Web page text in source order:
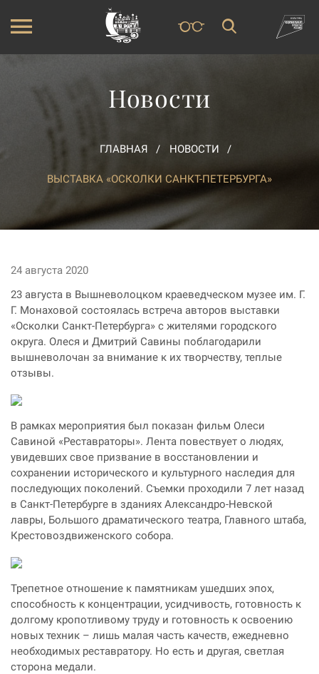
Новости
ГЛАВНАЯ НОВОСТИ
ВЫСТАВКА «ОСКОЛКИ САНКТ-ПЕТЕРБУРГА»
24 августа 2020
23 августа в Вышневолоцком краеведческом музее им. Г.
Г. Монаховой состоялась встреча авторов выставки
«Осколки Санкт-Петербурга» с жителями городского
округа. Олеся и Дмитрий Савины поблагодарили
вышневолочан за внимание к их творчеству, теплые
отзывы.
В рамках мероприятия был показан фильм Олеси
Савиной «Реставраторы». Лента повествует о людях,
увидевших свое призвание в восстановлении и
сохранении исторического и культурного наследия для
последующих поколений. Съемки проходили 7 лет назад
в Санкт-Петербурге в зданиях Александро-Невской
лавры, Большого драматического театра, Главного штаба,
Крестовоздвиженского собора.
Трепетное отношение к памятникам ушедших эпох,
способность к концентрации, усидчивость, готовность к
долгому кропотливому труду и готовность к освоению
новых техник – лишь малая часть качеств, ежедневно
необходимых реставратору. Но есть и другая, светлая
сторона медали.